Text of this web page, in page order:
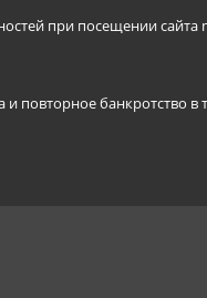
при посещении сайта
повторное банкротство